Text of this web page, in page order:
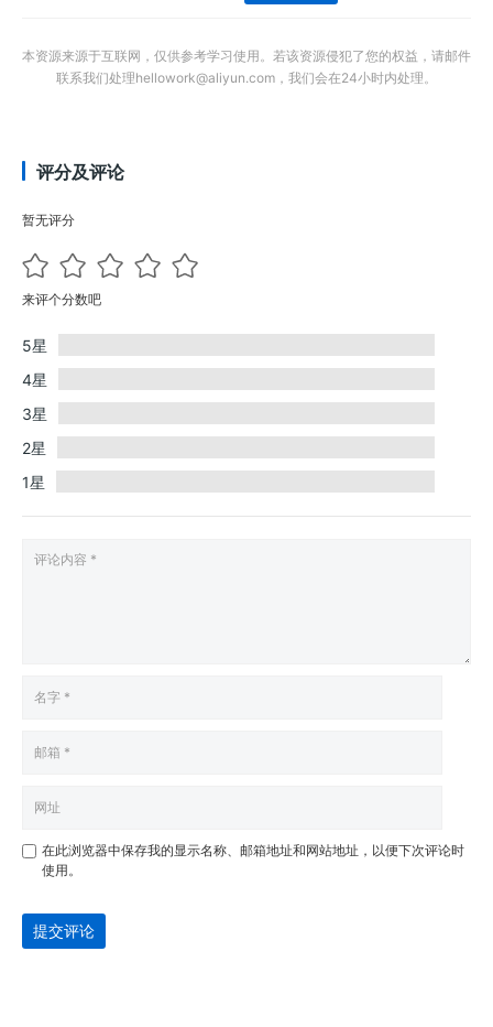
本资源来源于互联网，仅供参考学习使用。若该资源侵犯了您的权益，请邮件
联系我们处理hellowork@aliyun.com，我们会在24小时内处理。
评分及评论
暂无评分
来评个分数吧
5星
4星
3星
2星
1星
在此浏览器中保存我的显示名称、邮箱地址和网站地址，以便下次评论时
使用。
提交评论